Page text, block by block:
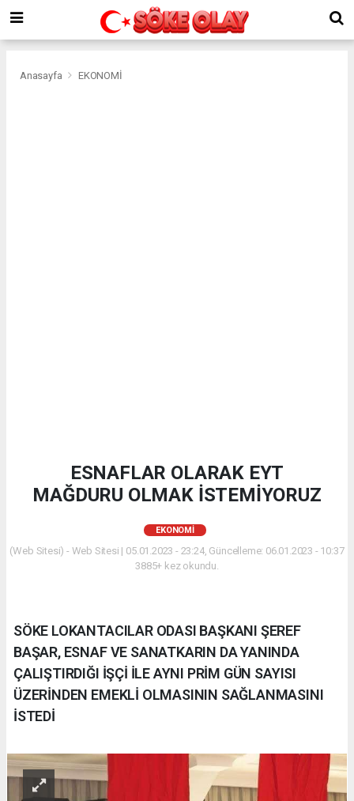
Anasayfa EKONOMİ
ESNAFLAR OLARAK EYT
MAĞDURU OLMAK İSTEMİYORUZ
EKONOMİ
(Web Sitesi) - Web Sitesi | 05.01.2023 - 23:24, Güncelleme: 06.01.2023 - 10:37
3885+ kez okundu.
SÖKE LOKANTACILAR ODASI BAŞKANI ŞEREF
BAŞAR, ESNAF VE SANATKARIN DA YANINDA
ÇALIŞTIRDIĞI İŞÇİ İLE AYNI PRİM GÜN SAYISI
ÜZERİNDEN EMEKLİ OLMASININ SAĞLANMASINI
İSTEDİ